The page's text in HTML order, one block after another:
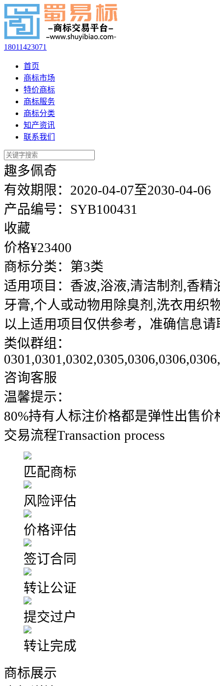
18011423071
首页
商标市场
特价商标
商标服务
商标分类
知产资讯
联系我们
趣多佩奇
有效期限： 2020-04-07至2030-04-06
产品编号： SYB100431
收藏
价格¥23400
商标分类： 第3类
适用项目： 香波,浴液,清洁制剂,香精
牙膏,个人或动物用除臭剂,洗衣用织
以上适用项目仅供参考，准确信息
类似群组：
咨询客服
温馨提示：
80%持有人标注价格都是弹性出售
交易流程Transaction process
匹配商标
风险评估
价格评估
签订合同
转让公证
提交过户
转让完成
商标展示